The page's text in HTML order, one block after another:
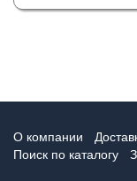
О компании
Поиск по каталогу